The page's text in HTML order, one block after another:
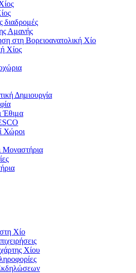
διαδρομές
Αμανής
στη Βορειοανατολική Χίο
Χίος
Δημιουργία
Έθιμα
Χώροι
Μοναστήρια
Χίο
Χίου